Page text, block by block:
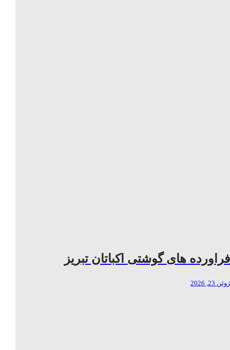
فراورده های گوشتی اکباتان تبریز
ژوئن 23, 2026